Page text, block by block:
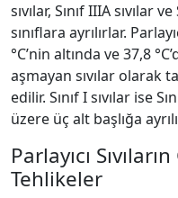
sıvılar, Sınıf IIIA sıvılar
sınıflara ayrılırlar.
°C’nin altında ve 37,8
aşmayan sıvılar olarak
edilir. Sınıf I sıvılar ise
üzere üç alt başlığa
Parlayıcı
Tehlikeler